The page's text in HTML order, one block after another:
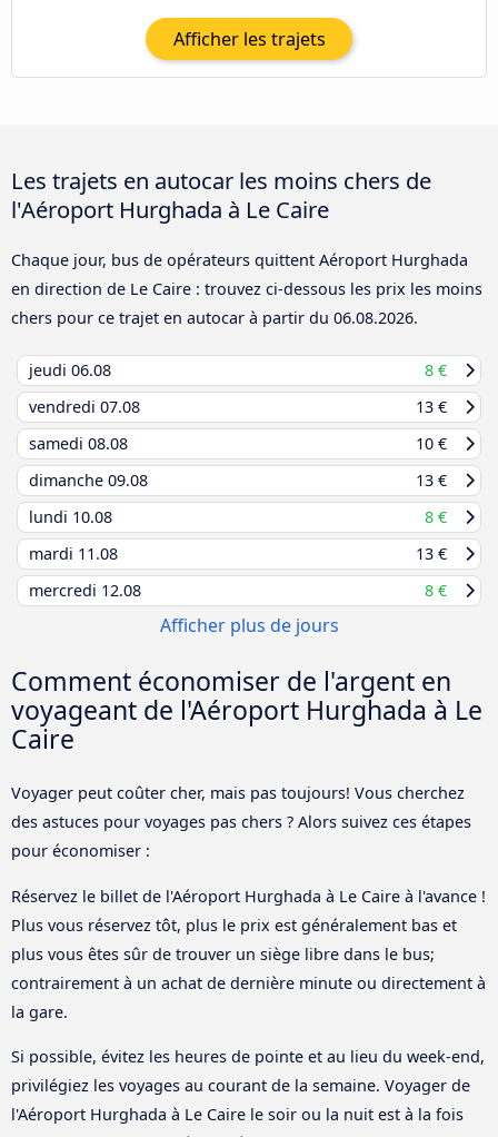
Afficher les trajets
Les trajets en autocar les moins chers de
l'Aéroport Hurghada à Le Caire
Chaque jour, bus de opérateurs quittent Aéroport Hurghada
en direction de Le Caire : trouvez ci-dessous les prix les moins
chers pour ce trajet en autocar à partir du 06.08.2026.
jeudi 06.08
8 €
vendredi 07.08
13 €
samedi 08.08
10 €
dimanche 09.08
13 €
lundi 10.08
8 €
mardi 11.08
13 €
mercredi 12.08 8 €
Afficher plus de jours
Comment économiser de l'argent en
voyageant de l'Aéroport Hurghada à Le
Caire
Voyager peut coûter cher, mais pas toujours! Vous cherchez
des astuces pour voyages pas chers ? Alors suivez ces étapes
pour économiser :
Réservez le billet de l'Aéroport Hurghada à Le Caire à l'avance !
Plus vous réservez tôt, plus le prix est généralement bas et
plus vous êtes sûr de trouver un siège libre dans le bus;
contrairement à un achat de dernière minute ou directement à
la gare.
Si possible, évitez les heures de pointe et au lieu du week-end,
privilégiez les voyages au courant de la semaine. Voyager de
l'Aéroport Hurghada à Le Caire le soir ou la nuit est à la fois